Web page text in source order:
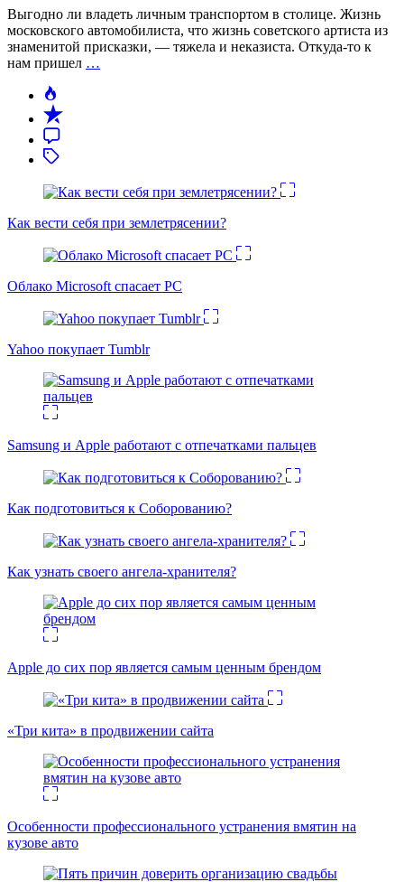
Выгодно ли владеть личным транспортом в столице. Жизнь
московского автомобилиста, что жизнь советского артиста из
знаменитой присказки, — тяжела и неказиста. Откуда-то к
нам пришел …
Как вести себя при землетрясении?
Облако Microsoft спасает PC
Yahoo покупает Tumblr
Samsung и Apple работают с отпечатками пальцев
Как подготовиться к Соборованию?
Как узнать своего ангела-хранителя?
Apple до сих пор является самым ценным брендом
«Три кита» в продвижении сайта
Особенности профессионального устранения вмятин на
кузове авто